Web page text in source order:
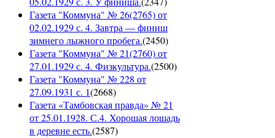
Газета "Коммуна" № 26(2765) от
02.02.1929 с. 4. Завтра — финиш
зимнего лыжного пробега.(2450)
Газета "Коммуна" № 21(2760) от
27.01.1929 с. 4. Физкультура.(2500)
Газета "Коммуна" № 228 от
27.09.1931 с. 1(2668)
Газета «Тамбовская правда» № 21
от 25.01.1928. С.4. Хорошая лошадь
в деревне есть.(2587)